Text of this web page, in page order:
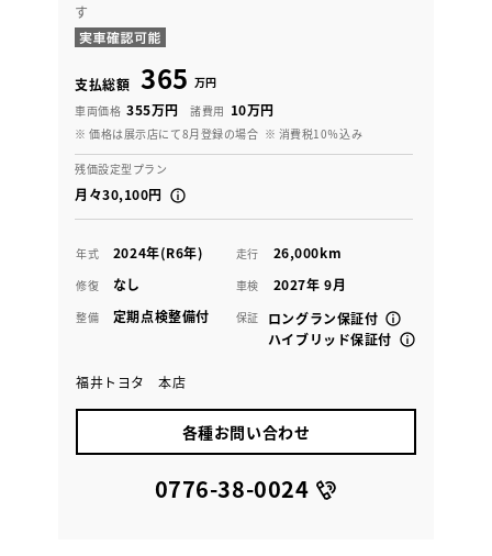
す
支払総額 365 万円
車両価格 355万円 諸費用 10万円
※ 価格は展示店にて8月登録の場合 ※ 消費税10％込み
残価設定型プラン
月々30,100円
年式 2024年(R6年) 走行 26,000km
修復 なし 車検 2027年 9月
整備 定期点検整備付 保証
ロングラン保証付
ハイブリッド保証付
福井トヨタ 本店
各種お問い合わせ
0776-38-0024